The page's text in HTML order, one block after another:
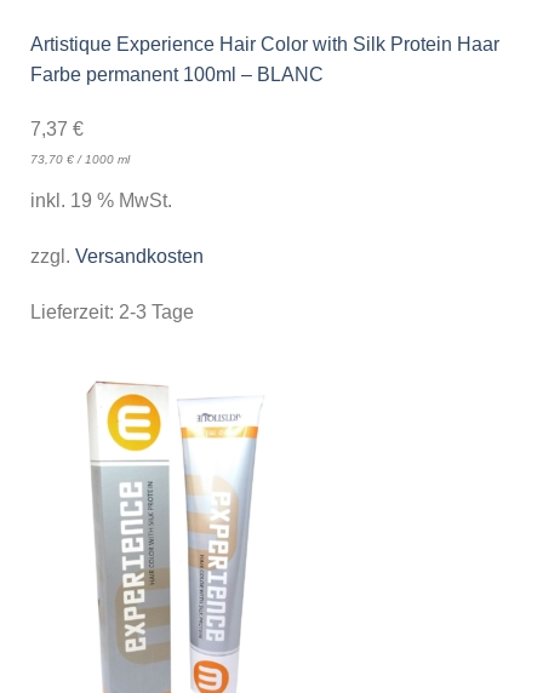
Artistique Experience Hair Color with Silk Protein Haar
Farbe permanent 100ml – BLANC
7,37 €
73,70 €/1000 ml
inkl. 19 % MwSt.
zzgl. Versandkosten
Lieferzeit: 2-3 Tage